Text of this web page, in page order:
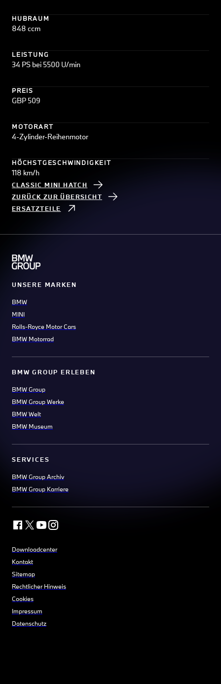
HUBRAUM
848 ccm
LEISTUNG
34 PS bei 5500 U/min
PREIS
GBP 509
MOTORART
4-Zylinder-Reihenmotor
HÖCHSTGESCHWINDIGKEIT
118 km/h
CLASSIC MINI HATCH
ZURÜCK ZUR ÜBERSICHT
ERSATZTEILE
UNSERE MARKEN
BMW
MINI
Rolls-Royce Motor Cars
BMW Motorrad
BMW GROUP ERLEBEN
BMW Group
BMW Group Werke
BMW Welt
BMW Museum
SERVICES
BMW Group Archiv
BMW Group Karriere
Downloadcenter
Kontakt
Sitemap
Rechtlicher Hinweis
Cookies
Impressum
Datenschutz